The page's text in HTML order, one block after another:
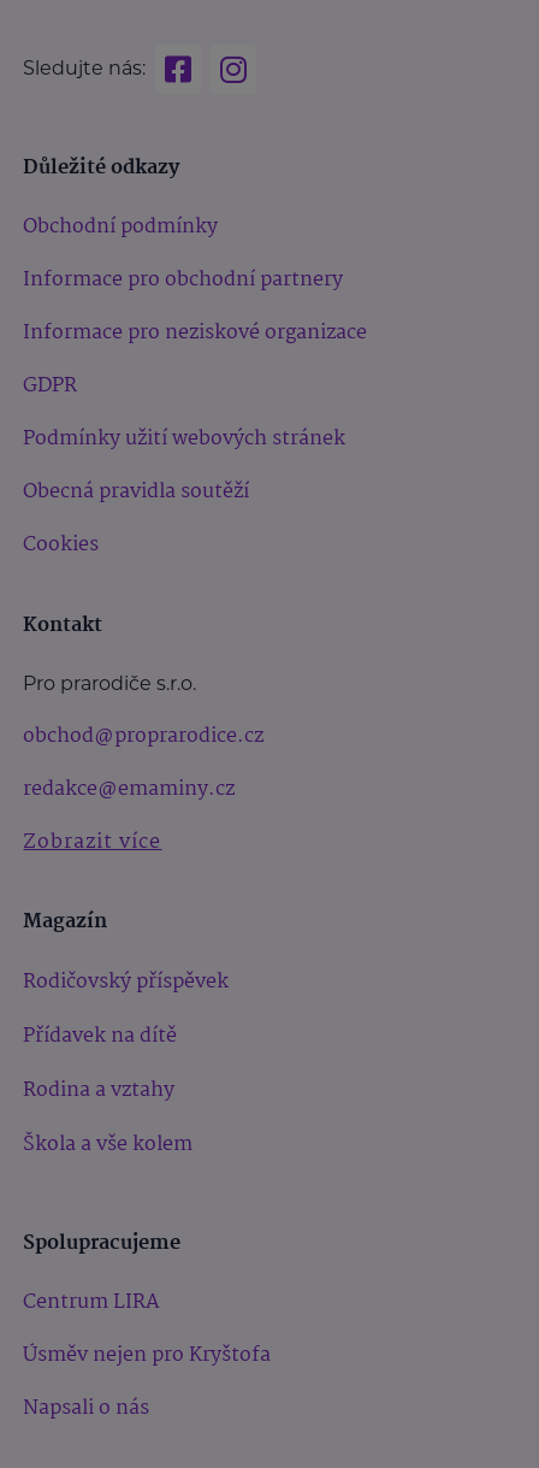
Sledujte nás:
Důležité odkazy
Obchodní podmínky
Informace pro obchodní partnery
Informace pro neziskové organizace
GDPR
Podmínky užití webových stránek
Obecná pravidla soutěží
Cookies
Kontakt
Pro prarodiče s.r.o.
obchod@proprarodice.cz
redakce@emaminy.cz
Zobrazit více
Magazín
Rodičovský příspěvek
Přídavek na dítě
Rodina a vztahy
Škola a vše kolem
Spolupracujeme
Centrum LIRA
Úsměv nejen pro Kryštofa
Napsali o nás